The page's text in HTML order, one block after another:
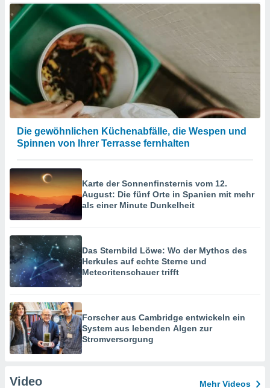
Die gewöhnlichen Küchenabfälle, die Wespen und
Spinnen von Ihrer Terrasse fernhalten
Karte der Sonnenfinsternis vom 12.
August: Die fünf Orte in Spanien mit mehr
als einer Minute Dunkelheit
Das Sternbild Löwe: Wo der Mythos des
Herkules auf echte Sterne und
Meteoritenschauer trifft
Forscher aus Cambridge entwickeln ein
System aus lebenden Algen zur
Stromversorgung
Video Mehr Videos